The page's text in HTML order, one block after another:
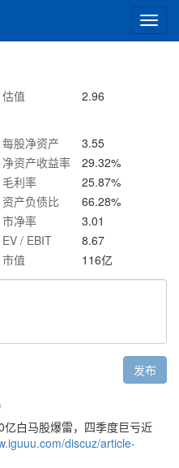
切
换
估值
2.96
每股净资产
3.55
净资产收益率 29.32%
毛利率 25.87%
资产负债比 66.28%
市净率
3.01
EV / EBIT
8.67
市值 116亿
发布
白马股爆雷，四季度巨亏近
discuz/article-